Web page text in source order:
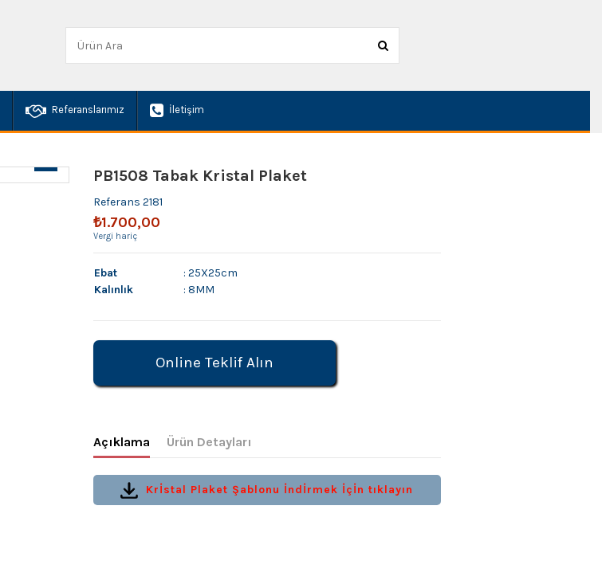
Referanslarımız İletişim
PB1508 Tabak Kristal Plaket
Referans 2181
₺1.700,00
Vergi hariç
Ebat
: 25X25cm
Kalınlık
: 8MM
Online Teklif Alın
Açıklama Ürün Detayları
Krİstal Plaket Şablonu İndİrmek İçİn tıklayın